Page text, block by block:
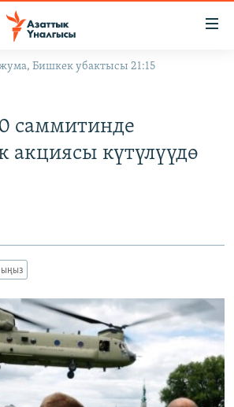
Бишкек убактысы 21:15
саммитинде
акциясы күтүлүүдө